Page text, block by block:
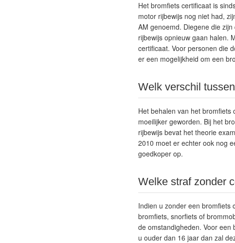
Het bromfiets certificaat is
motor rijbewijs nog niet had,
AM genoemd. Diegene die
rijbewijs opnieuw gaan halen.
certificaat. Voor personen die
er een mogelijkheid om een
Welk verschil
Het behalen van het bromfiets
moeilijker geworden. Bij het
rijbewijs bevat het theorie
2010 moet er echter ook nog
goedkoper op.
Welke straf zonder
Indien u zonder een bromfiets
bromfiets, snorfiets of
de omstandigheden. Voor
u ouder dan 16 jaar dan zal